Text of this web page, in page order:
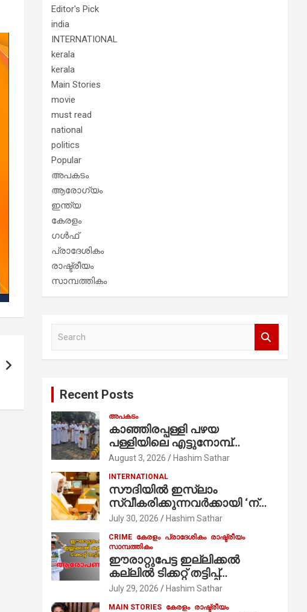
Editor's Pick
india
INTERNATIONAL
kerala
kerala
Main Stories
movie
must read
national
politics
Popular
അപകടം
ആരോഗ്യം
ഇന്ത്യ
കേരളം
ഗൾഫ്
പ്രാദേശികം
രാഷ്ട്രീയം
സാമ്പത്തികം
Recent Posts
അപകടം
കാഞ്ഞിരപ്പള്ളി പഴയ
പള്ളിയിലെ എട്ടുനോമ്പ്
ആചരണത്തിന്റെ ഭാഗമായുള്ള
ആർച്ച് പ്രീസ്റ്റ് വെരി. റവ.ഫാ.
കുര്യൻ താമരശ്ശേരി
നിർവഹിക്കുന്നു.
August 3, 2026 Hashim Sathar
INTERNATIONAL
സൗദിയില്‍ ഇസ്‌ലാം
സ്വീകരിക്കുന്നവര്‍ക്കായി ‘ന്യൂ
മുസ്ലിം’ ഡിജിറ്റല്‍ കാര്‍ഡ്
സേവനം ആരംഭിച്ചു
July 30, 2026 Hashim Sathar
CRIME കേരളം പ്രാദേശികം രാഷ്ട്രീയം
സാമ്പത്തികം
ഈരാറ്റുപേട്ട ഇല്ലിക്കൽ
കല്ലിൽ ടിക്കറ്റ് തട്ടിപ്പ്
ആരോപണം;
July 29, 2026 Hashim Sathar
MAIN STORIES കേരളം രാഷ്ട്രീയം